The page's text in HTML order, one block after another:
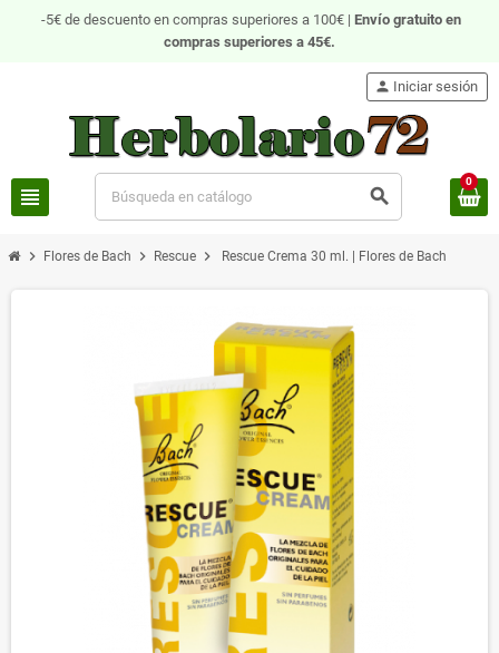
-5€ de descuento en compras superiores a 100€ | Envío gratuito en
compras superiores a 45€.
view_headline search
person Iniciar sesión
0
chevron_right Flores de Bach chevron_right Rescue chevron_right Rescue Crema 30 ml. | Flores de Bach